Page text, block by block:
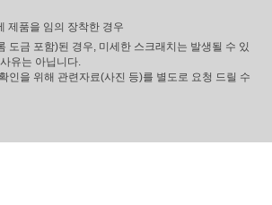
제품을 임의 장착한 경우
도금 포함)된 경우, 미세한 스크래치는 발생될 수 있
유는 아닙니다.
인을 위해 관련자료(사진 등)를 별도로 요청 드릴 수